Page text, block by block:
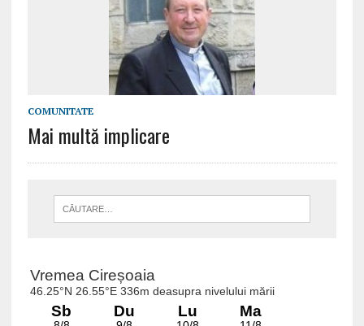
COMUNITATE
Mai multă implicare